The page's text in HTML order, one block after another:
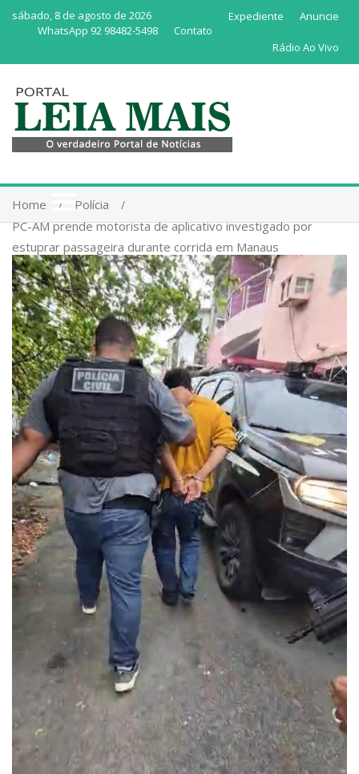
sábado, 8 de agosto de 2026 Anuncie
Expediente
Contato
WhatsApp 92 98482-5498
Rádio Ao Vivo
Home
Polícia
PC-AM prende motorista de aplicativo investigado por
estuprar passageira durante corrida em Manaus